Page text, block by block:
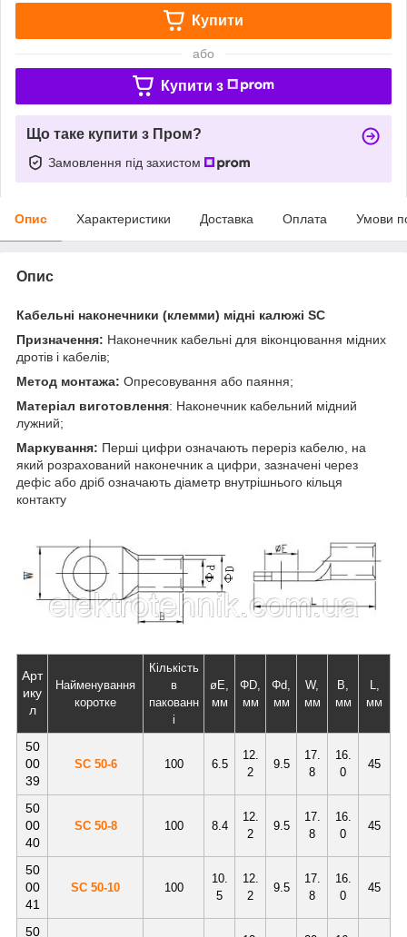
Купити
або
Купити з
Що таке купити з Пром?
Замовлення під захистом
Опис Характеристики Доставка Оплата Умови
Опис
Кабельні наконечники (клемми) мідні калюжі SC
Призначення: Наконечник кабельні для віконцювання мідних
дротів і кабелів;
Метод монтажа: Опресовування або паяння;
Матеріал виготовлення: Наконечник кабельний мідний
лужний;
Маркування: Перші цифри означають переріз кабелю, на
який розрахований наконечник а цифри, зазначені через
дефіс або дріб означають діаметр внутрішнього кільця
контакту
Арт
ику
л
Найменування
коротке
Кількість
в
пакованн
і
øE,
мм
ΦD,
мм
Φd,
мм
W,
мм
B,
мм
мм
50
00
39
SC 50-6 100 6.5
12.
2
9.5
17.
8
16.
0
45
50
00
40
SC 50-8 100 8.4
12.
2
9.5
17.
8
16.
0
45
50
00
41
SC 50-10 100
10.
5
12.
2
9.5
17.
8
16.
0
45
50